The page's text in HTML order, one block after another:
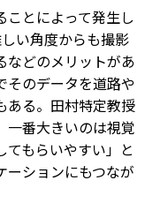
とによって発生し
い角度からも撮影
などのメリットがあ
そのデータを道路や
ある。田村特定教授
一番大きいのは視覚
もらいやすい」と
ーションにもつなが